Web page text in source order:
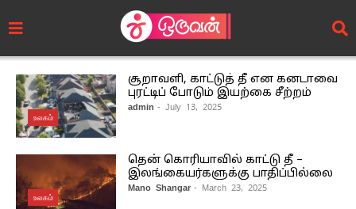
உலகம்
சூறாவளி, காட்டுத் தீ என கனடாவை
புரட்டிப் போடும் இயற்கை சீற்றம்
admin - July 13, 2025
உலகம்
தென் கொரியாவில் காட்டு தீ –
இலங்கையர்களுக்கு பாதிப்பில்லை
Mano Shangar - March 23, 2025